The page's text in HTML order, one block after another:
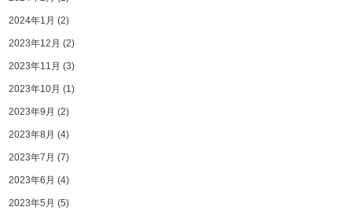
2024年1月 (2)
2023年12月 (2)
2023年11月 (3)
2023年10月 (1)
2023年9月 (2)
2023年8月 (4)
2023年7月 (7)
2023年6月 (4)
2023年5月 (5)